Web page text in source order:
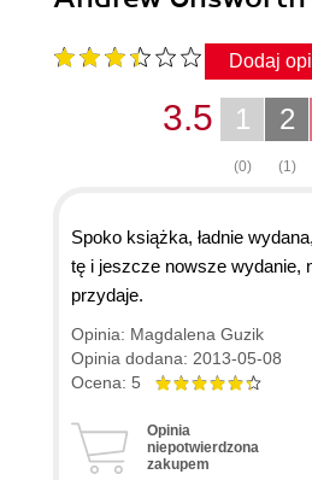
Dodaj
2
(1)
1
(0)
3.5
Spoko książka, ładnie
tę i jeszcze nowsze wydanie,
przydaje.
Opinia: Magdalena Guzik
Opinia dodana: 2013-05-08
Ocena: 5
Opinia
niepotwierdzona
zakupem